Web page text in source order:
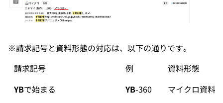
※請求記号と資料形態の対応は、以下の通りです。
請求記号
例
資料形態
YBで始まる YB-360 マイクロ資料